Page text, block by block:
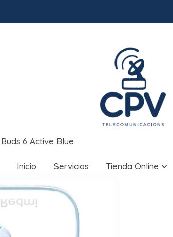
Inicio Servicios Tienda Online
6 Active Blue